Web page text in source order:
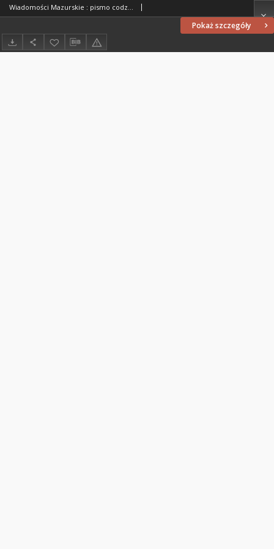
Pokaż szczegóły
Wiadomości Mazurskie : pismo codzienne. 1946 (R. 2), nr 237 (248)